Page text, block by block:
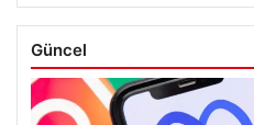
Güncel